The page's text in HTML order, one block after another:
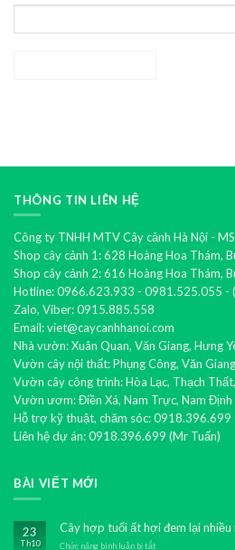
THÔNG TIN LIÊN HỆ
Công ty TNHH MTV Cây cảnh Hà Nội -
Shop cây cảnh 1: 628 Hoàng Hoa Thám,
Shop cây cảnh 2: 616 Hoàng Hoa Thám,
Hotline: 0966.623.933 - 0981.525.055 -
Zalo, Viber: 0915.885.558
Email: viet@caycanhhanoi.com
Nhà vườn: Xuân Quan, Văn Giang, Hưng
Vườn cây nội thất: Phụng Công, Văn
Vườn cây công trình: Hòa Lạc, Thạch
Vườn ươm: Điền Xá, Nam Trực, Nam Định
Hỗ trợ kỹ thuật, chăm sóc: 0918.396.699
Liên hệ dự án: 0918.396.699 (Mr Tuấn)
BÀI VIẾT MỚI
23
Th10
Cây hợp tuổi ất hợi đem lại nhiều
Chức năng bình luận bị tắt